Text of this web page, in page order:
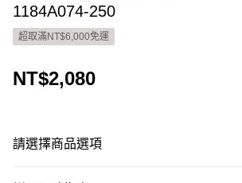
1184A074-250
超取滿NT$6,000免運
NT$2,080
請選擇商品選項